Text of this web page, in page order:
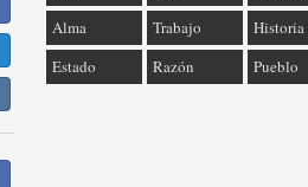
Alma
Trabajo Historia
Estado
Razón Pueblo